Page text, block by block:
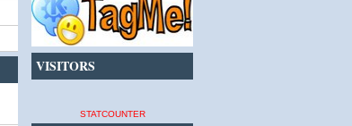
VISITORS
STATCOUNTER